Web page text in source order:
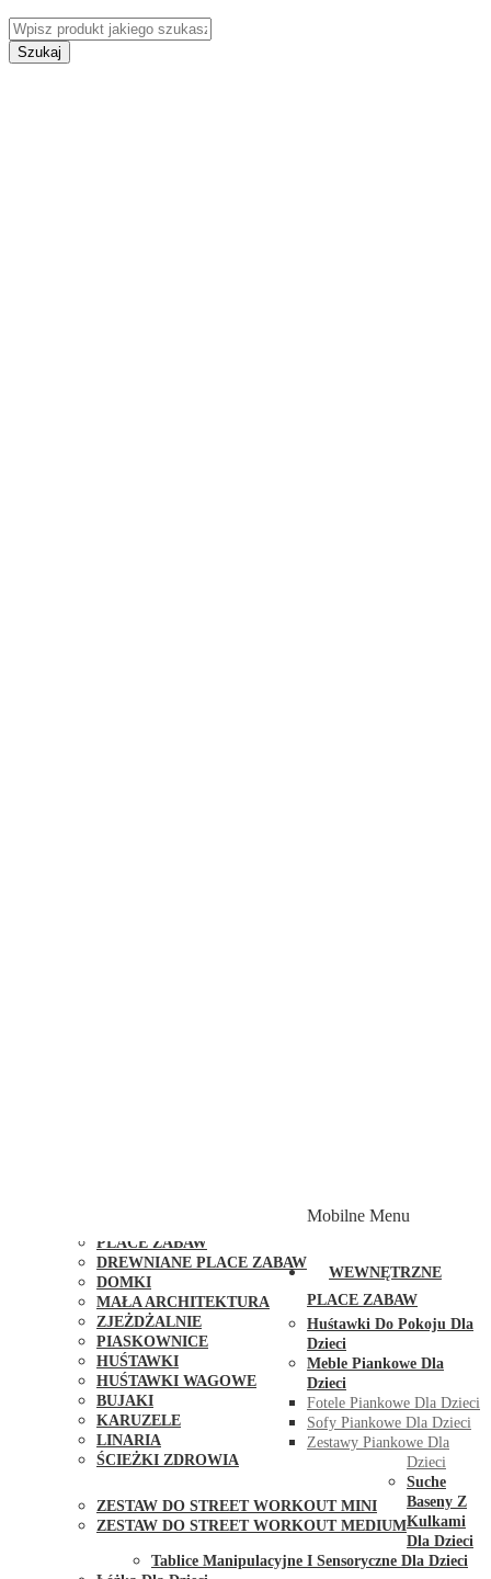
Szukaj
PLACE ZABAW
DREWNIANE PLACE ZABAW
DOMKI
MAŁA ARCHITEKTURA
ZJEŻDŻALNIE
PIASKOWNICE
HUŚTAWKI
HUŚTAWKI WAGOWE
BUJAKI
KARUZELE
LINARIA
ŚCIEŻKI ZDROWIA
ZESTAW DO STREET WORKOUT MINI
ZESTAW DO STREET WORKOUT MEDIUM
Mobilne Menu
WEWNĘTRZNE
PLACE ZABAW
Huśtawki Do Pokoju Dla
Dzieci
Meble Piankowe Dla
Dzieci
Fotele Piankowe Dla Dzieci
Sofy Piankowe Dla Dzieci
Zestawy Piankowe Dla
Dzieci
Suche
Baseny Z
Kulkami
Dla Dzieci
Tablice Manipulacyjne I Sensoryczne Dla Dzieci